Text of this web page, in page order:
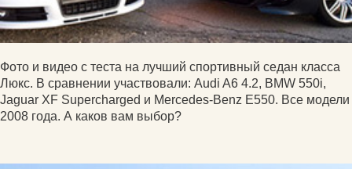
Фото и видео с теста на лучший спортивный седан класса
Люкс. В сравнении участвовали: Audi A6 4.2, BMW 550i,
Jaguar XF Supercharged и Mercedes-Benz E550. Все модели
2008 года. А каков вам выбор?